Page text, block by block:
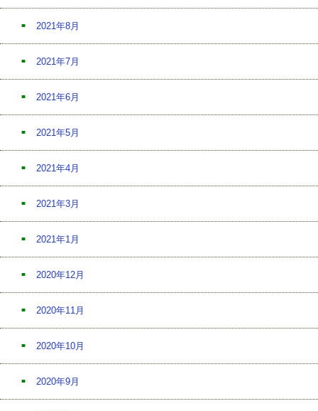
2021年8月
2021年7月
2021年6月
2021年5月
2021年4月
2021年3月
2021年1月
2020年12月
2020年11月
2020年10月
2020年9月